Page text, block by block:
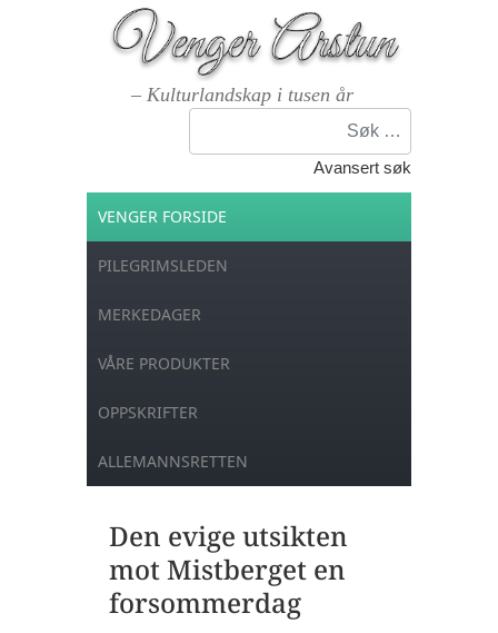
– Kulturlandskap i tusen år
Avansert søk
VENGER FORSIDE
PILEGRIMSLEDEN
MERKEDAGER
VÅRE PRODUKTER
OPPSKRIFTER
ALLEMANNSRETTEN
Den evige utsikten
mot Mistberget en
forsommerdag